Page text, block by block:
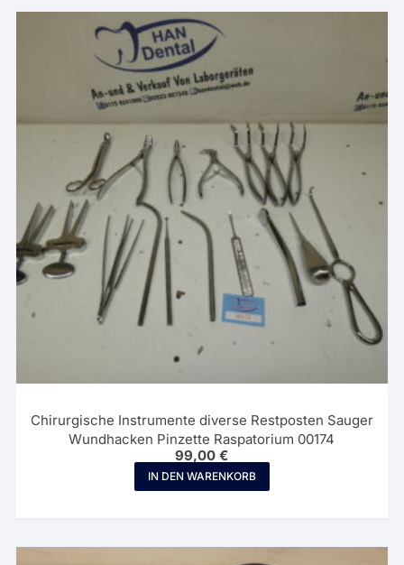
Chirurgische Instrumente diverse Restposten Sauger
Wundhacken Pinzette Raspatorium 00174
99,00€
IN DEN WARENKORB